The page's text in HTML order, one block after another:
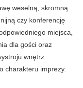
weselną, skromną
czy konferencję
miejsca,
dla gości oraz
wnętrz
charakteru imprezy.